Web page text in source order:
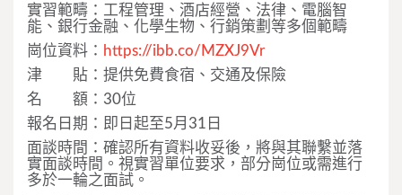
實習範疇：工程管理、酒店經營、法律、電腦智
能、銀行金融、化學生物、行銷策劃等多個範疇
崗位資料： https://ibb.co/MZXJ9Vr
津 貼：提供免費食宿、交通及保險
名 額：30位
報名日期：即日起至5月31日
面談時間：確認所有資料收妥後，將與其聯繫並落
實面談時間。視實習單位要求，部分崗位或需進行
多於一輪之面試。